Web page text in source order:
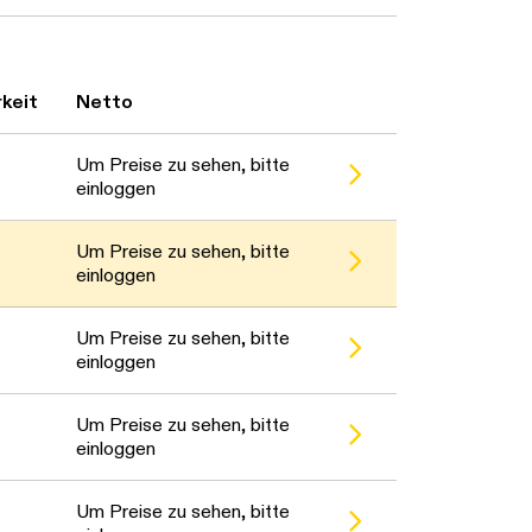
Daten werden geladen. Bitte warten...
Netto
Um Preise zu sehen, bitte
einloggen
Um Preise zu sehen, bitte
einloggen
Um Preise zu sehen, bitte
einloggen
Um Preise zu sehen, bitte
einloggen
Um Preise zu sehen, bitte